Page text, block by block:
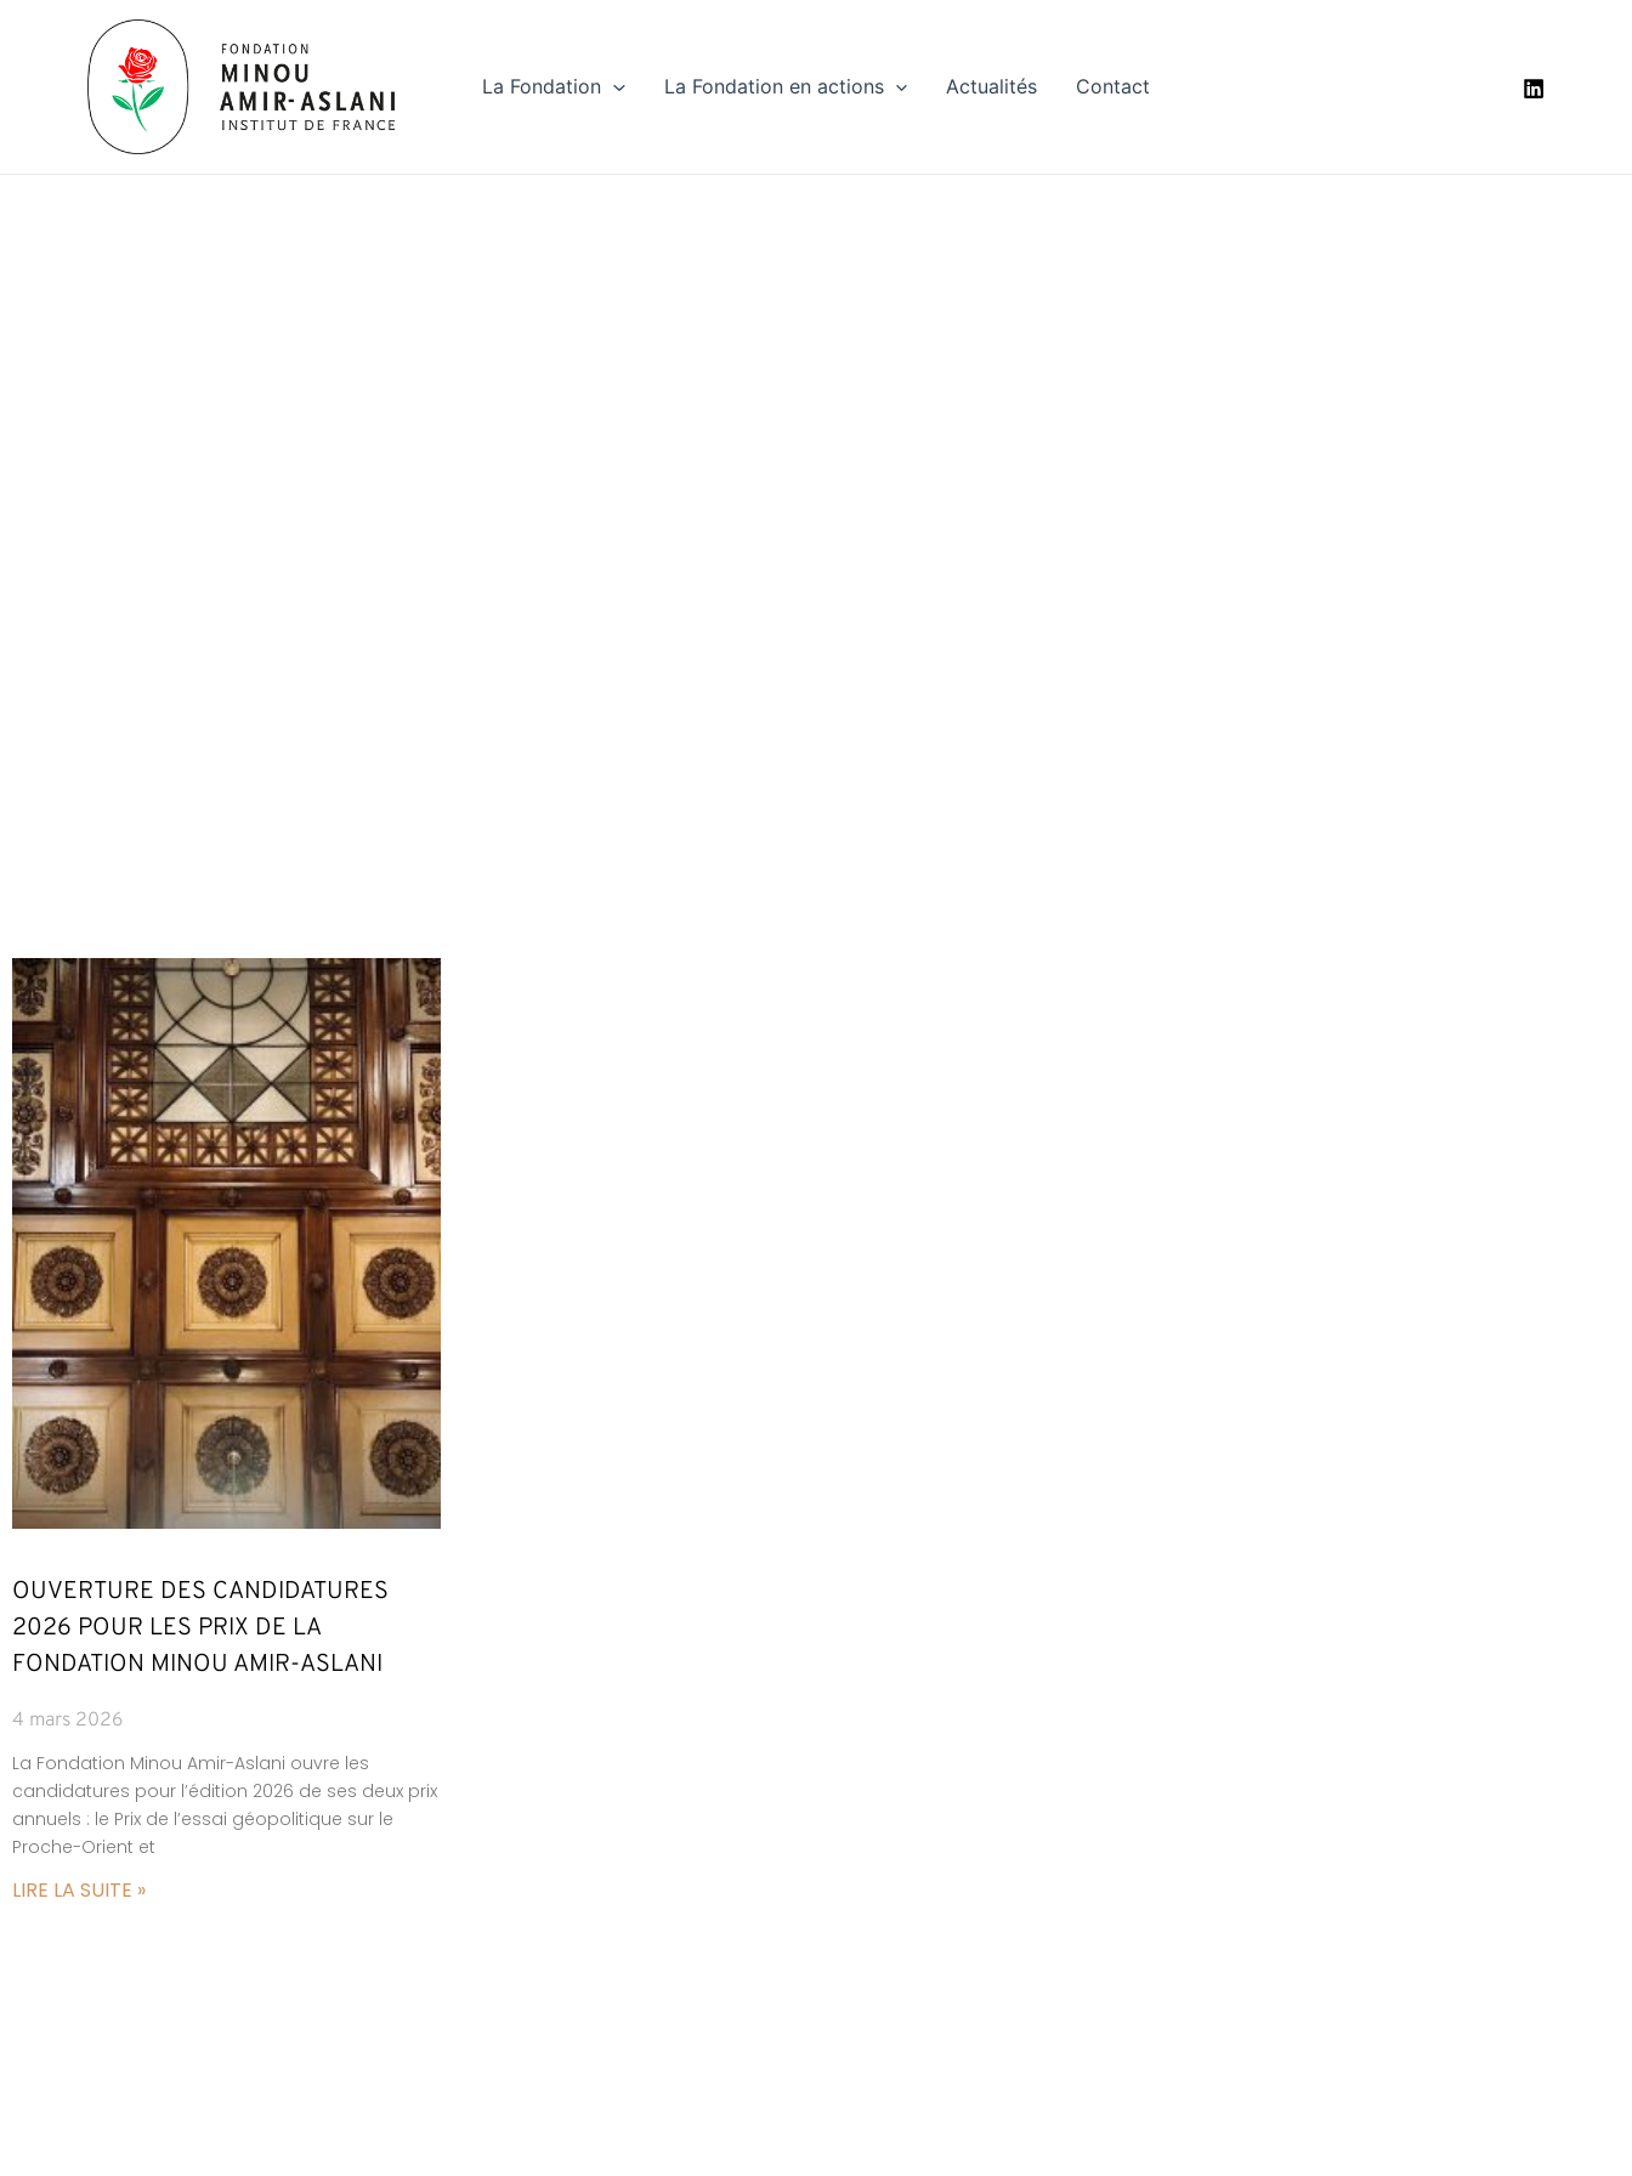
La Fondation La Fondation en actions Actualités Contact
OUVERTURE DES CANDIDATURES
2026 POUR LES PRIX DE LA
FONDATION MINOU AMIR-ASLANI
4 mars 2026
La Fondation Minou Amir-Aslani ouvre les
candidatures pour l’édition 2026 de ses deux prix
annuels : le Prix de l’essai géopolitique sur le
Proche-Orient et
LIRE LA SUITE »